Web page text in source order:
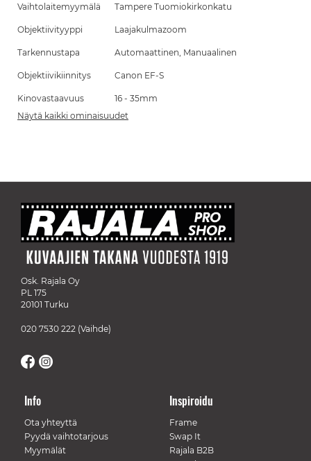
Vaihtolaitemyymälä Tampere Tuomiokirkonkatu
Objektiivityyppi Laajakulmazoom
Tarkennustapa Automaattinen, Manuaalinen
Objektiivikiinnitys Canon EF-S
Kinovastaavuus
16 - 35mm
Näytä kaikki ominaisuudet
Osk. Rajala Oy
PL 175
20101 Turku
020 7530 222 (Vaihde)
Info
Ota yhteyttä
Pyydä vaihtotarjous
Myymälät
Inspiroidu
Frame
Swap It
Rajala B2B